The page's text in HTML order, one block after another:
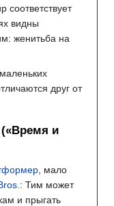
видны
женитьба на
друг от
и
, мало
: Тим может
и прыгать